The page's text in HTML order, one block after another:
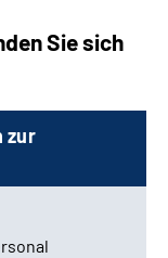
Sie sich
zur